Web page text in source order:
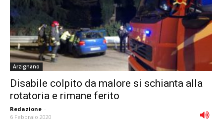
Arzignano
Disabile colpito da malore si schianta alla
rotatoria e rimane ferito
Redazione -
6 Febbraio 2020